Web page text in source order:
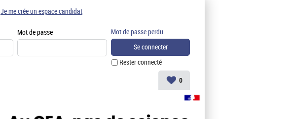
Mot de passe
Rester connecté
Mot de passe perdu
Je me crée un espace candidat
0